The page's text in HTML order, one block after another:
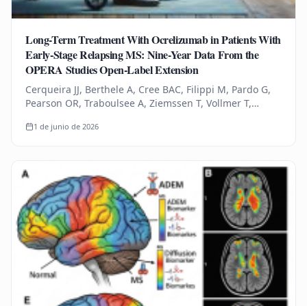
Long-Term Treatment With Ocrelizumab in Patients With
Early-Stage Relapsing MS: Nine-Year Data From the
OPERA Studies Open-Label Extension
Cerqueira JJ, Berthele A, Cree BAC, Filippi M, Pardo G,
Pearson OR, Traboulsee A, Ziemssen T, Vollmer T,
Schneble HM, Thanei…
1 de junio de 2026